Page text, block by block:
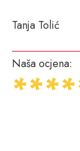
Tanja Tolić
Naša ocjena: